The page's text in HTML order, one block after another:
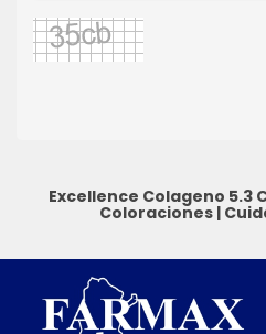
Excellence Colageno 5.3
Coloraciones |